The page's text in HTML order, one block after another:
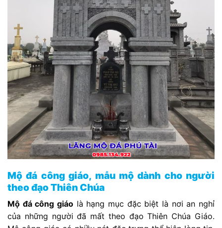
Mộ đá công giáo, mẫu mộ dành cho người
theo đạo Thiên Chúa
Mộ đá công giáo là hạng mục đặc biệt là nơi an nghỉ
của những người đã mất theo đạo Thiên Chúa Giáo.